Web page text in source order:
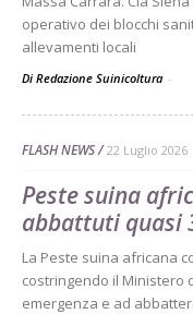
operativo dei blocchi
allevamenti locali
Di Redazione Suinicoltura -
FLASH NEWS 22 Luglio 2026
Peste suina
abbattuti quasi
La Peste suina africana
costringendo il Ministero
emergenza e ad